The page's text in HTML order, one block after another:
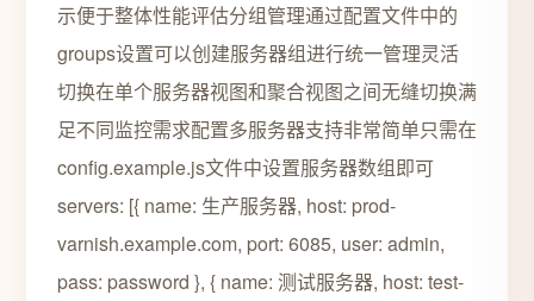
示便于整体性能评估分组管理通过配置文件中的
groups设置可以创建服务器组进行统一管理灵活
切换在单个服务器视图和聚合视图之间无缝切换满
足不同监控需求配置多服务器支持非常简单只需在
config.example.js文件中设置服务器数组即可
servers: [{ name: 生产服务器, host: prod-
varnish.example.com, port: 6085, user: admin,
pass: password }, { name: 测试服务器, host: test-